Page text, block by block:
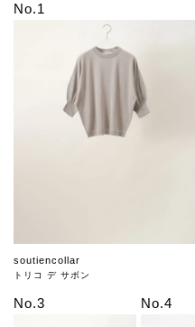
No.1
soutiencollar
トリコ デ サボン
No.3 No.4